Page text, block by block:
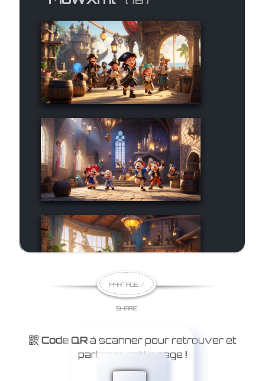
PARTAGE /
SHARE
Code QR à scanner pour retrouver et
partager cette page !